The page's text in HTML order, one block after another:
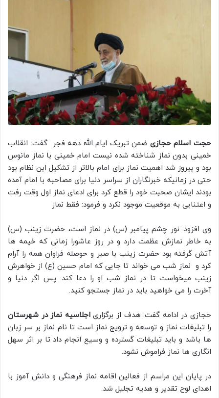
حجت اسلام حجازی ضمن تبریک ایام الله دهه فجر گفت: انقلاب
خمینی بدون نماز شناخته شده نیست امام خمینی با نماز مانوس
بود و پیروز شد اهمیت نماز برای امام بالاتر از تشکیل این نظام بود
حتی در زمانیکه خبرنگاران از سراسر دنیا برای مصاحبه با امام آمده
بودند ایشان صحبت خود را قطع کرد برای ادعای نماز اول وقت رفت
و اعتنایی به موقعیت موجود نکرد و فرمود: فقط نماز
وی افزود: نور چشم پیامبر (س) در نماز است، حضرت زینب (س)
به خاطر نمازش عظمت دارد و در روز عاشورا زمانی که خیمه ها
آتش گرفته بود حضرت زینب با صبر و حوصله فراوان همه را آرام
کرد و نماز شب می خواند تا جایی که امام حسین (ع) از خواهرش
زینب میخواست تا در نماز شب او را دعا کند. پس اگر دنیا و
آخرت را می خواهید باید در نماز جستجو کنید.
حجازی در ادامه گفت: هدف از برگزاریاجلاسیه نماز در شهرستان
را تبلیغات نماز و توسعه و ترویج نماز است تا نام نماز بر سر زبان
ها باشد و باید تبلیغات گسترده و وسیع انجام داد تا بر اثر سهل
انگاری ها نماز فراموش نشود.
در پایان این مراسم از فعالین اقامه نماز فرهنگی و دانش آموز با
اهدای لوح تقدیر و هدیه تجلیل شد.